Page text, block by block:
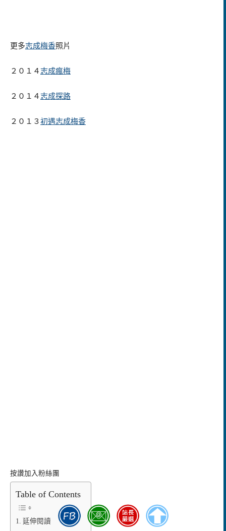
更多志成梅香照片
２０１４志成瘋梅
２０１４志成探路
２０１３初遇志成梅香
按讚加入粉絲團
Table of Contents
延伸閱讀